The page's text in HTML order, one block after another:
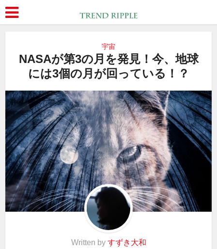
宇宙
NASAが第3の月を発見！今、地球
には3個の月が回っている！？
Written by すずき大和